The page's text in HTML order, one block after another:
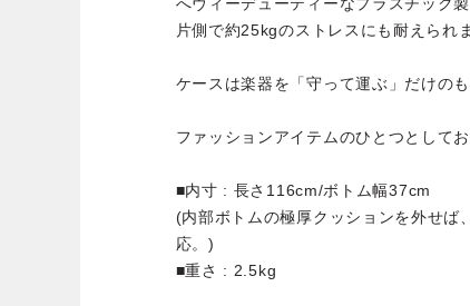
片側で約25kgのストレスにも耐えられ
ケースは楽器を「守って運ぶ」だけのも
ファッションアイテムのひとつとしてお
■内寸 : 長さ116cm/ボトム幅37cm
(内部ボトムの極厚クッションを外せ
応。)
■重さ : 2.5kg